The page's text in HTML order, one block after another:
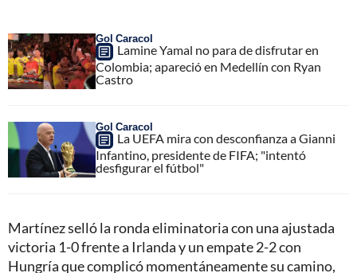
Gol Caracol
Lamine Yamal no para de disfrutar en
Colombia; apareció en Medellín con Ryan
Castro
Gol Caracol
La UEFA mira con desconfianza a Gianni
Infantino, presidente de FIFA; "intentó
desfigurar el fútbol"
Martínez selló la ronda eliminatoria con una ajustada
victoria 1-0 frente a Irlanda y un empate 2-2 con
Hungría que complicó momentáneamente su camino,